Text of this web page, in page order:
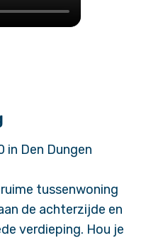
in Den Dungen
tussenwoning
de achterzijde en
verdieping. Hou je